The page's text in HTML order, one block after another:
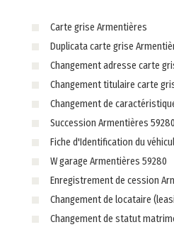
Carte grise Armentières
Duplicata carte grise
Changement adresse carte
Changement titulaire carte
Changement de
Succession Armentières 59280
Fiche d'Identification du
W garage Armentières 59280
Enregistrement de cession
Changement de locataire
Changement de statut